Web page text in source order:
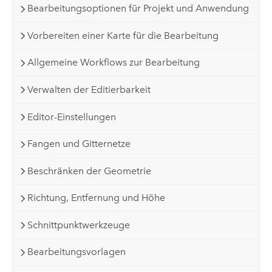
Bearbeitungsoptionen für Projekt und Anwendung
Vorbereiten einer Karte für die Bearbeitung
Allgemeine Workflows zur Bearbeitung
Verwalten der Editierbarkeit
Editor-Einstellungen
Fangen und Gitternetze
Beschränken der Geometrie
Richtung, Entfernung und Höhe
Schnittpunktwerkzeuge
Bearbeitungsvorlagen